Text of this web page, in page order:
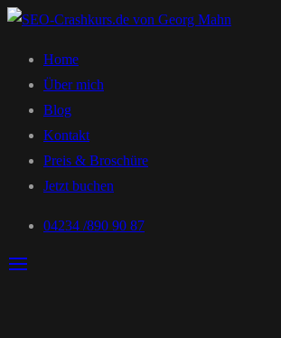
Home
Über mich
Blog
Kontakt
Preis & Broschüre
Jetzt buchen
04234 /890 90 87